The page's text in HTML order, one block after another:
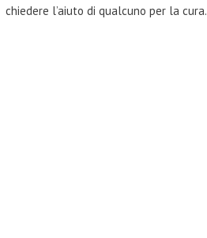
chiedere l’aiuto di qualcuno per la cura.